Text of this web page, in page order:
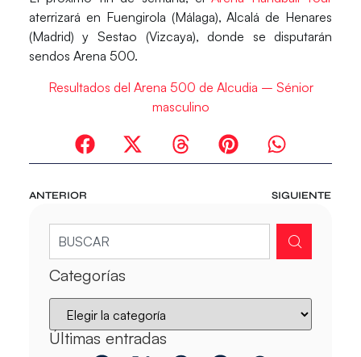
aterrizará en Fuengirola (Málaga), Alcalá de Henares
(Madrid) y Sestao (Vizcaya), donde se disputarán
sendos Arena 500.
Resultados del Arena 500 de Alcudia – Sénior
masculino
ANTERIOR SIGUIENTE
Categorías
Últimas entradas